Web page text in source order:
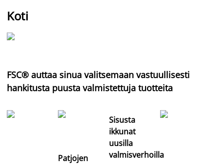
Koti
FSC® auttaa sinua valitsemaan vastuullisesti
hankitusta puusta valmistettuja tuotteita
Patjojen
Sisusta
ikkunat
uusilla
valmisverhoilla